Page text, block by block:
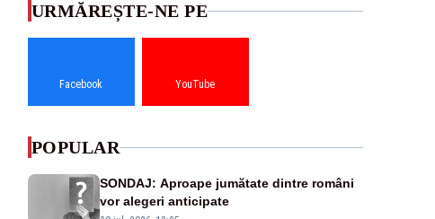
URMĂREȘTE-NE PE
Facebook YouTube
POPULAR
SONDAJ: Aproape jumătate dintre români
vor alegeri anticipate